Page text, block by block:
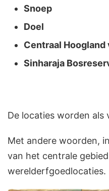
Snoep
Doel
Centraal Hoogland
Sinharaja
De locaties worden als
Met andere woorden,
van het centrale
werelderfgoedlocaties.